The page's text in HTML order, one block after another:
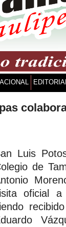
Luis
de
oficial